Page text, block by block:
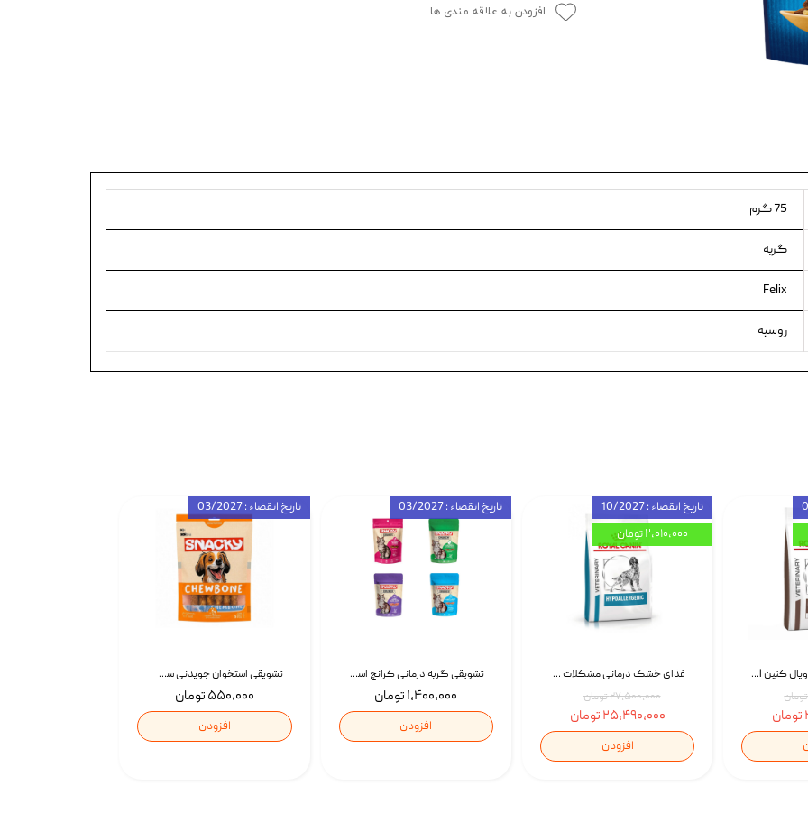
افزودن به علاقه مندی ها
75 گرم
گربه
Felix
روسیه
تشویقی استخوان جویدنی سگ اسنکی کرانچی با طعم مرغ Snacky Crunchy Munchy وزن 100 گرم
۵۵۰,۰۰۰ تومان
افزودن
تاریخ انقضاء : 03/2027
تشویقی گربه درمانی کرانچ اسنکی با طعم میکس Snacky Crunch Cat Treats وزن 60 گرم بسته 4 عددی
۱,۴۰۰,۰۰۰ تومان
افزودن
تاریخ انقضاء : 03/2027
غذای خشک درمانی مشکلات گوارشی سگ رویال کنین Royal Canin Hypoallergenic وزن 7 کیلوگرم | پت استوک
۲۷,۵۰۰,۰۰۰ تومان
۲۵,۴۹۰,۰۰۰ تومان
افزودن
تاریخ انقضاء : 10/2027
۲,۰۱۰,۰۰۰ تومان
غذای خشک سگ رویال کنین Royal Canin Gastrointestinal وزن 7.5 کیلوگرم | پت استوک